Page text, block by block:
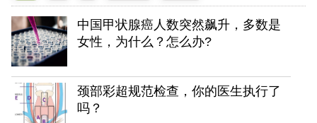
中国甲状腺癌人数突然飙升，多数是
女性，为什么？怎么办?
颈部彩超规范检查，你的医生执行了
吗？